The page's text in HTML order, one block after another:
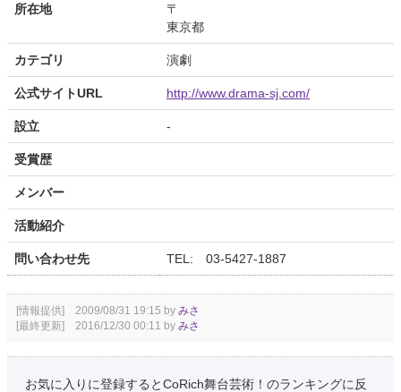
所在地
〒
東京都
カテゴリ 演劇
公式サイトURL http://www.drama-sj.com/
設立 -
受賞歴
メンバー
活動紹介
問い合わせ先 TEL: 03-5427-1887
[情報提供] 2009/08/31 19:15 by みさ
[最終更新] 2016/12/30 00:11 by みさ
お気に入りに登録するとCoRich舞台芸術！のランキングに反